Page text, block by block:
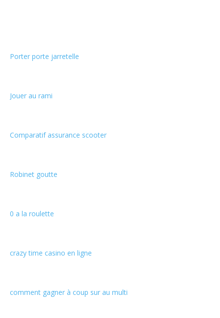
Porter porte jarretelle
Jouer au rami
Comparatif assurance scooter
Robinet goutte
0 a la roulette
crazy time casino en ligne
comment gagner à coup sur au multi